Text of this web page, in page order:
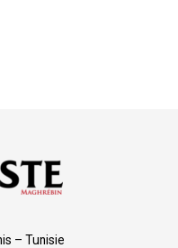
– Tunisie